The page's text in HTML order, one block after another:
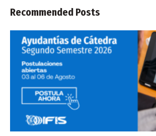
Recommended Posts